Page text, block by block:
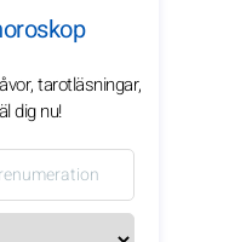
tarotläsningar,
dig nu!